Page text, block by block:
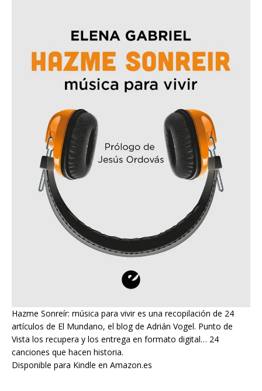
Hazme Sonreír: música para vivir es una recopilación de 24
artículos de El Mundano, el blog de Adrián Vogel. Punto de
Vista los recupera y los entrega en formato digital… 24
canciones que hacen historia.
Disponible para Kindle en Amazon.es